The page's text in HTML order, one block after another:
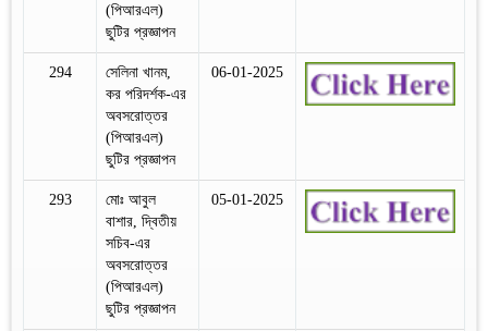
(পিআরএল)
ছুটির প্রজ্ঞাপন
294
সেলিনা খানম,
কর পরিদর্শক-এর
অবসরোত্তর
(পিআরএল)
ছুটির প্রজ্ঞাপন
06-01-2025
293
মোঃ আবুল
বাশার, দ্বিতীয়
সচিব-এর
অবসরোত্তর
(পিআরএল)
ছুটির প্রজ্ঞাপন
05-01-2025